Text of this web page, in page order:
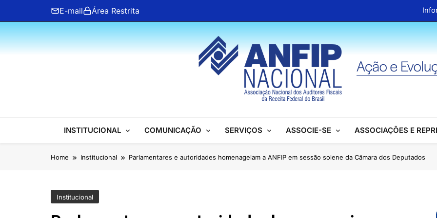
content
E-mail Área Restrita
ANFIP Nacional recebe visita da superintendente
Preparativos para o XIX Encontro
Almoço em homenagem ao Dia
Preparativos para o XIX Encontro
Almoço em homenagem ao Dia
ANFIP Nacional
INSTITUCIONAL COMUNICAÇÃO SERVIÇOS ASSOCIE-SE ASSOCIAÇÕES E
Home Institucional Parlamentares e autoridades homenageiam a ANFIP em sessão solene da Câmara dos Deputados
Institucional